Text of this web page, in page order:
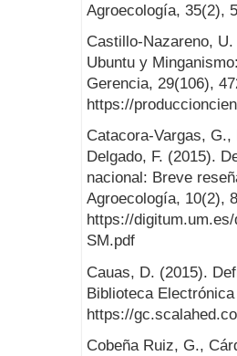
Agroecología, 35(2),
Castillo-Nazareno,
Ubuntu y
Gerencia, 29(106),
https://
Catacora-Vargas,
Delgado, F. (2015).
nacional: Breve
Agroecología, 10(2),
https://
SM.pdf
Cauas, D. (2015).
Biblioteca
https://
Cobeña Ruiz, G.,